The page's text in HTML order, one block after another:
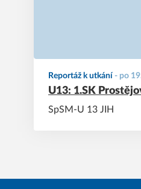
Reportáž k utkání - po
U13: 1.SK
SpSM-U 13 JIH